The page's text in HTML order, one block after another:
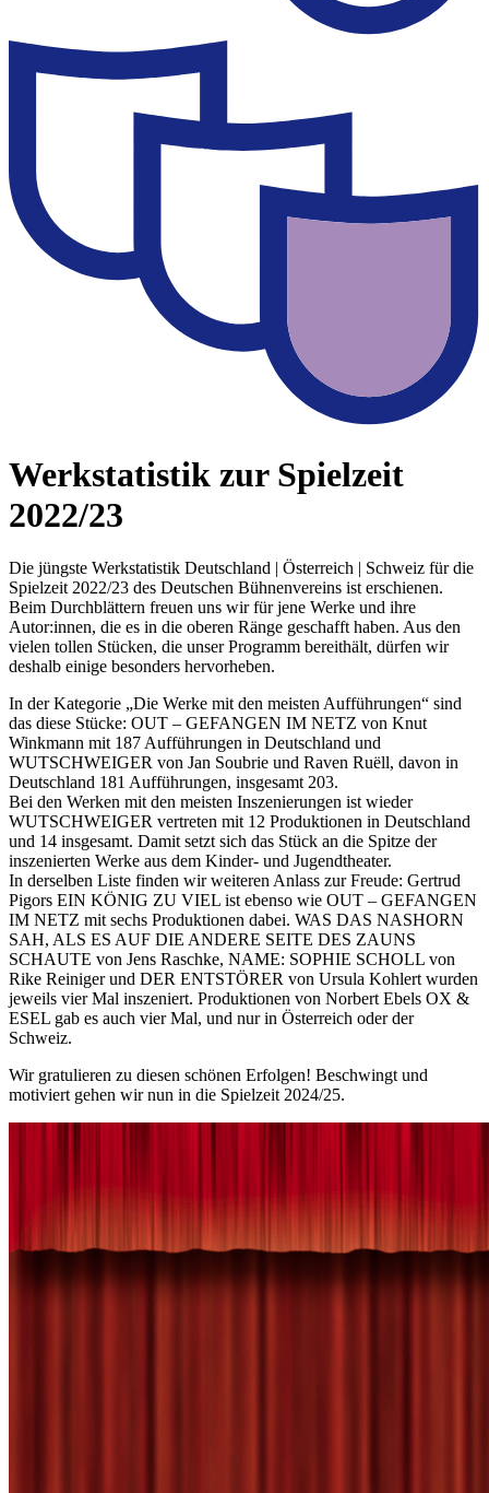
Werkstatistik zur Spielzeit
2022/23
Die jüngste Werkstatistik Deutschland | Österreich | Schweiz für die
Spielzeit 2022/23 des Deutschen Bühnenvereins ist erschienen.
Beim Durchblättern freuen uns wir für jene Werke und ihre
Autor:innen, die es in die oberen Ränge geschafft haben. Aus den
vielen tollen Stücken, die unser Programm bereithält, dürfen wir
deshalb einige besonders hervorheben.
In der Kategorie „Die Werke mit den meisten Aufführungen“ sind
das diese Stücke: OUT – GEFANGEN IM NETZ von Knut
Winkmann mit 187 Aufführungen in Deutschland und
WUTSCHWEIGER von Jan Soubrie und Raven Ruëll, davon in
Deutschland 181 Aufführungen, insgesamt 203.
Bei den Werken mit den meisten Inszenierungen ist wieder
WUTSCHWEIGER vertreten mit 12 Produktionen in Deutschland
und 14 insgesamt. Damit setzt sich das Stück an die Spitze der
inszenierten Werke aus dem Kinder- und Jugendtheater.
In derselben Liste finden wir weiteren Anlass zur Freude: Gertrud
Pigors EIN KÖNIG ZU VIEL ist ebenso wie OUT – GEFANGEN
IM NETZ mit sechs Produktionen dabei. WAS DAS NASHORN
SAH, ALS ES AUF DIE ANDERE SEITE DES ZAUNS
SCHAUTE von Jens Raschke, NAME: SOPHIE SCHOLL von
Rike Reiniger und DER ENTSTÖRER von Ursula Kohlert wurden
jeweils vier Mal inszeniert. Produktionen von Norbert Ebels OX &
ESEL gab es auch vier Mal, und nur in Österreich oder der
Schweiz.
Wir gratulieren zu diesen schönen Erfolgen! Beschwingt und
motiviert gehen wir nun in die Spielzeit 2024/25.